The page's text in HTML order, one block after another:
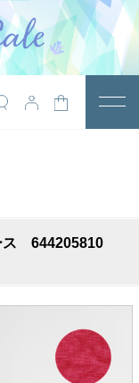
ス 644205810